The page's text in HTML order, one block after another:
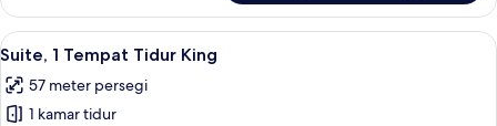
Kamar
Standar
Lihat
semua
foto
untuk
Suite, 1 Tempat Tidur King | Selimut
4
Suite, 1 Tempat Tidur King
57 meter persegi
1 kamar tidur